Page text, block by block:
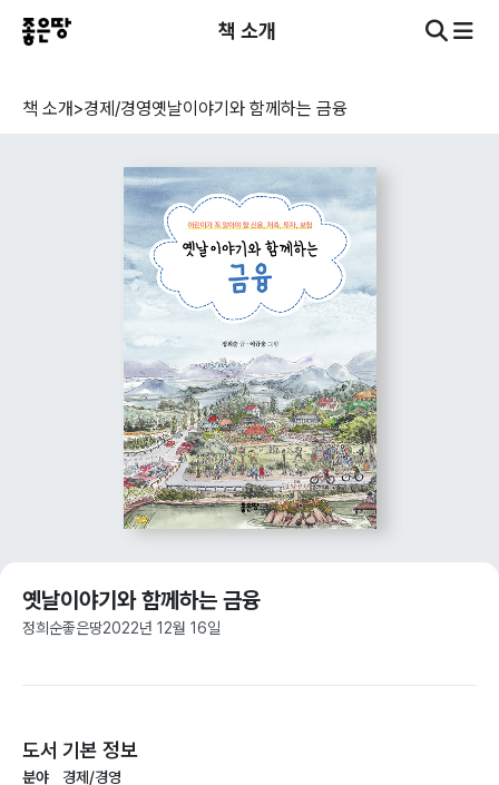
책 소개
책 소개>경제/경영옛날이야기와 함께하는 금융
옛날이야기와 함께하는 금융
정희순좋은땅2022년 12월 16일
도서 기본 정보
분야
경제/경영